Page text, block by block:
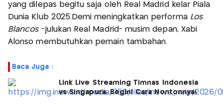
yang dilepas begitu saja oleh Real Madrid kelar Piala
Dunia Klub 2025.Demi meningkatkan performaLos
Blancos-julukan Real Madrid- musim depan, Xabi
Alonso membutuhkan pemain tambahan.
Baca Juga :
Link Live Streaming Timnas Indonesia
vs Singapura, Begini Cara Nontonnya!